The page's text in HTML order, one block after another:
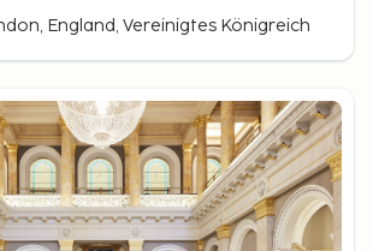
England, Vereinigtes Königreich